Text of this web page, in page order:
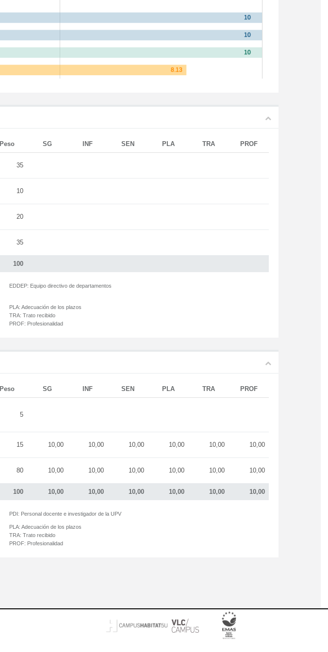
Peso SG INF SEN PLA TRA PROF
100
35
10
20
35
EDDEP: Equipo directivo de departamentos
PLA: Adecuación de los plazos
TRA: Trato recibido
PROF: Profesionalidad
Peso SG INF SEN PLA TRA PROF
100 10,00 10,00 10,00 10,00 10,00 10,00
5
15 10,00 10,00 10,00 10,00 10,00 10,00
80 10,00 10,00 10,00 10,00 10,00 10,00
PDI: Personal docente e investigador de la UPV
PLA: Adecuación de los plazos
TRA: Trato recibido
PROF: Profesionalidad